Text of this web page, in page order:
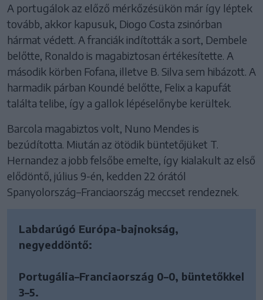
A portugálok az előző mérkőzésükön már így léptek
tovább, akkor kapusuk, Diogo Costa zsinórban
hármat védett. A franciák indították a sort, Dembele
belőtte, Ronaldo is magabiztosan értékesítette. A
második körben Fofana, illetve B. Silva sem hibázott. A
harmadik párban Koundé belőtte, Felix a kapufát
találta telibe, így a gallok lépéselőnybe kerültek.
Barcola magabiztos volt, Nuno Mendes is
bezúdította. Miután az ötödik büntetőjüket T.
Hernandez a jobb felsőbe emelte, így kialakult az első
elődöntő, július 9-én, kedden 22 órától
Spanyolország–Franciaország meccset rendeznek.
Labdarúgó Európa-bajnokság,
negyeddöntő:
Portugália–Franciaország 0–0, büntetőkkel
3–5.